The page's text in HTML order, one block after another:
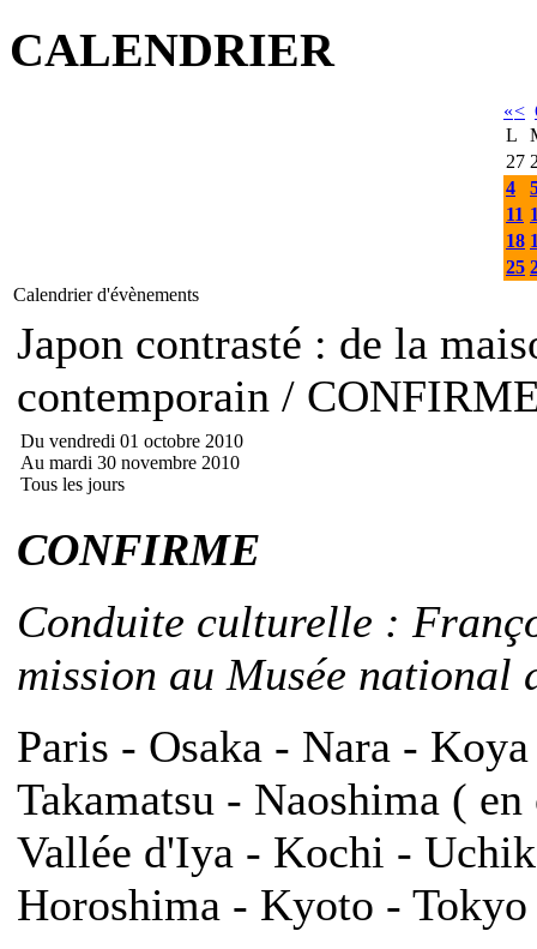
CALENDRIER
«<
L
27
4
11
18
25
Calendrier d'évènements
Japon contrasté : de la
contemporain /
Du vendredi 01 octobre 2010
Au mardi 30 novembre 2010
Tous les jours
CONFIRME
Conduite culturelle :
mission au Musée national
Paris - Osaka - Nara -
Takamatsu - Naoshima (
Vallée d'Iya - Kochi -
Horoshima - Kyoto -